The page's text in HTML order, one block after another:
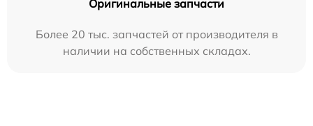
Оригинальные запчасти
Более 20 тыс. запчастей от производителя в
наличии на собственных складах.